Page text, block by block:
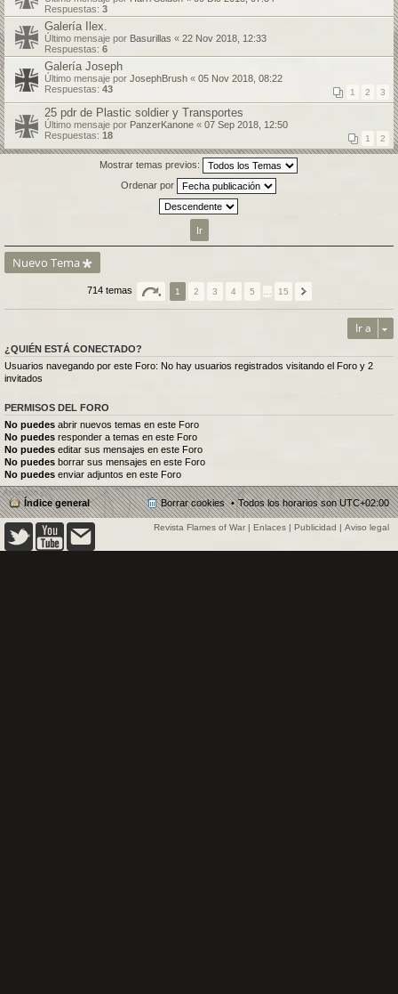
Respuestas: 3
Galería Ilex.
Último mensaje por Basurillas « 22 Nov 2018, 12:33
Respuestas: 6
Galería Joseph
Último mensaje por JosephBrush « 05 Nov 2018, 08:22
Respuestas: 43 1 2 3
25 pdr de Plastic soldier y Transportes
Último mensaje por PanzerKanone « 07 Sep 2018, 12:50
Respuestas: 18 1 2
Mostrar temas previos:
Ordenar por
Nuevo Tema
714 temas 1 2 3 4 5 15
Ir a
¿QUIÉN ESTÁ CONECTADO?
Usuarios navegando por este Foro: No hay usuarios registrados visitando el Foro y 2
invitados
PERMISOS DEL FORO
No puedes abrir nuevos temas en este Foro
No puedes responder a temas en este Foro
No puedes editar sus mensajes en este Foro
No puedes borrar sus mensajes en este Foro
No puedes enviar adjuntos en este Foro
Índice general Todos los horarios sonUTC+02:00
Borrar cookies
Revista Flames of War | Enlaces | Publicidad | Aviso legal